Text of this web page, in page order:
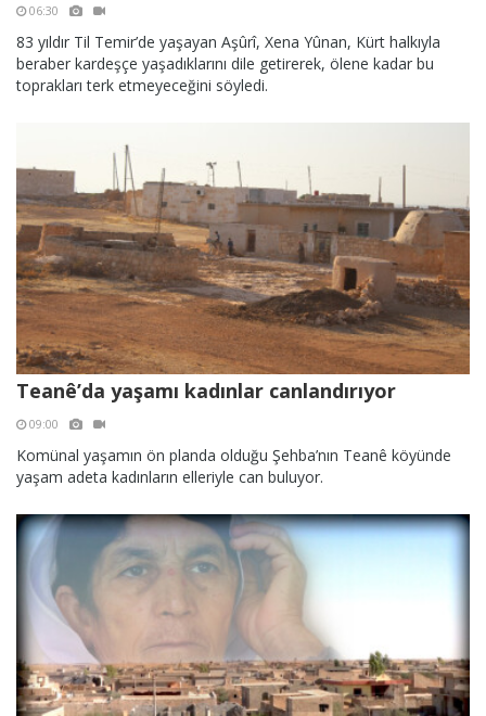
06:30
83 yıldır Til Temir’de yaşayan Aşûrî, Xena Yûnan, Kürt halkıyla
beraber kardeşçe yaşadıklarını dile getirerek, ölene kadar bu
toprakları terk etmeyeceğini söyledi.
Teanê’da yaşamı kadınlar canlandırıyor
09:00
Komünal yaşamın ön planda olduğu Şehba’nın Teanê köyünde
yaşam adeta kadınların elleriyle can buluyor.